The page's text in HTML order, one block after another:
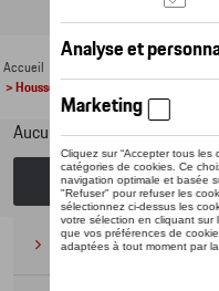
Accueil
> Housses de sièges
Aucun modèle sélectionné
Camping(2)